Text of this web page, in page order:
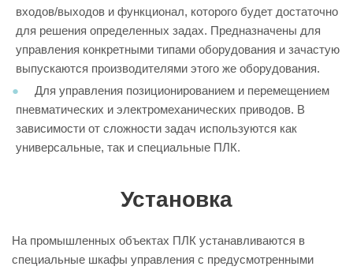
входов/выходов и функционал, которого будет достаточно
для решения определенных задах. Предназначены для
управления конкретными типами оборудования и зачастую
выпускаются производителями этого же оборудования.
Для управления позиционированием и перемещением
пневматических и электромеханических приводов. В
зависимости от сложности задач используются как
универсальные, так и специальные ПЛК.
Установка
На промышленных объектах ПЛК устанавливаются в
специальные шкафы управления с предусмотренными